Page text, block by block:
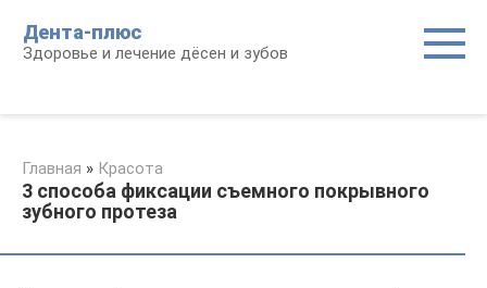
контенту
Дента-плюс
Здоровье и лечение дёсен и зубов
Главная » Красота
3 способа фиксации съемного покрывного
зубного протеза